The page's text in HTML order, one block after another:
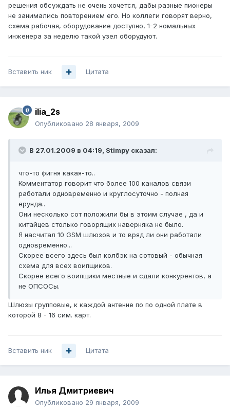
решения обсуждать не очень хочется, дабы разные пионеры
не занимались повторением его. Но коллеги говорят верно,
схема рабочая, оборудование доступно, 1-2 номальных
инженера за неделю такой узел оборудуют.
Вставить ник Цитата
ilia_2s
Опубликовано 28 января, 2009
В 27.01.2009 в 04:19, Stimpy сказал:
что-то фигня какая-то..
Комментатор говорит что более 100 каналов связи
работали одновременно и круглосуточно - полная
ерунда..
Они несколько сот положили бы в этоим случае , да и
китайцев столько говорящих наверняка не было.
Я насчитал 10 GSM шлюзов и то вряд ли они работали
одновременно...
Скорее всего здесь был колбэк на сотовый - обычная
схема для всех воипщиков.
Скорее всего воипщики местные и сдали конкурентов, а
не ОПСОСы.
Шлюзы групповые, к каждой антенне по по одной плате в
которой 8 - 16 сим. карт.
Вставить ник Цитата
Илья Дмитриевич
Опубликовано 29 января, 2009